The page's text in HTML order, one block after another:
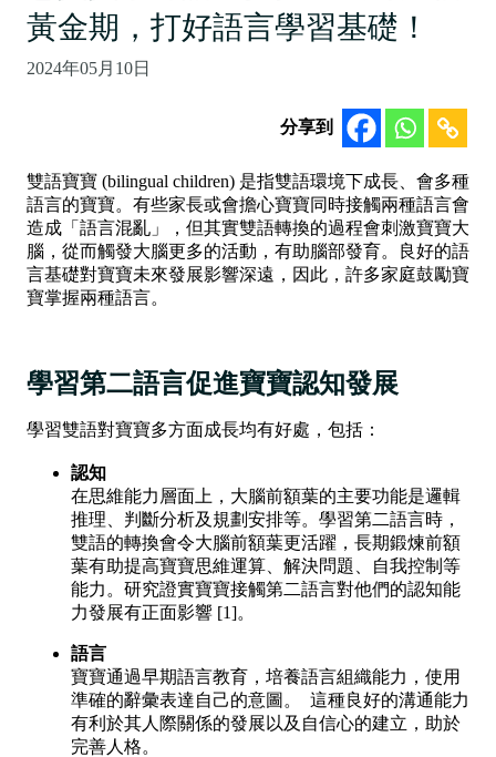
黃金期，打好語言學習基礎！
2024年05月10日
分享到
雙語寶寶 (bilingual children) 是指雙語環境下成長、會多種
語言的寶寶。有些家長或會擔心寶寶同時接觸兩種語言會
造成「語言混亂」，但其實雙語轉換的過程會刺激寶寶大
腦，從而觸發大腦更多的活動，有助腦部發育。良好的語
言基礎對寶寶未來發展影響深遠，因此，許多家庭鼓勵寶
寶掌握兩種語言。
學習第二語言促進寶寶認知發展
學習雙語對寶寶多方面成長均有好處，包括：
認知
在思維能力層面上，大腦前額葉的主要功能是邏輯
推理、判斷分析及規劃安排等。學習第二語言時，
雙語的轉換會令大腦前額葉更活躍，長期鍛煉前額
葉有助提高寶寶思維運算、解決問題、自我控制等
能力。研究證實寶寶接觸第二語言對他們的認知能
力發展有正面影響 [1]。
語言
寶寶通過早期語言教育，培養語言組織能力，使用
準確的辭彙表達自己的意圖。 這種良好的溝通能力
有利於其人際關係的發展以及自信心的建立，助於
完善人格。